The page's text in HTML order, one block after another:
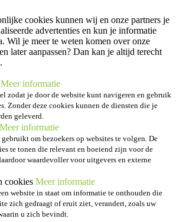
cookies kunnen wij en onze partners je
advertenties en kun je informatie
Wil je meer te weten komen over onze
later aanpassen? Dan kan je altijd terecht
.
Meer informatie
zodat je door de website kunt navigeren en gebruik
Zonder deze cookies kunnen de diensten die je
geleverd.
Meer informatie
om bezoekers op websites te volgen. De
te tonen die relevant en boeiend zijn voor de
waardevoller voor uitgevers en externe
cookies Meer informatie
website in staat om informatie te onthouden die
zich gedraagt of eruit ziet, verandert, zoals uw
u zich bevindt.